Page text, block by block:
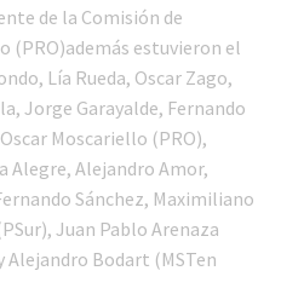
de la Comisión de
(PRO)además estuvieron el
Lía Rueda, Oscar Zago,
Jorge Garayalde, Fernando
Moscariello (PRO),
Alegre, Alejandro Amor,
Sánchez, Maximiliano
Juan Pablo Arenaza
Alejandro Bodart (MSTen